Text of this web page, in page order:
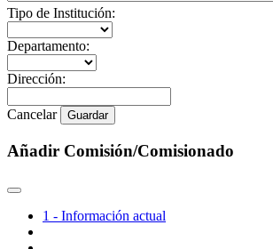
Tipo de Institución:
Departamento:
Dirección:
Cancelar Guardar
Añadir Comisión/Comisionado
1 - Información actual